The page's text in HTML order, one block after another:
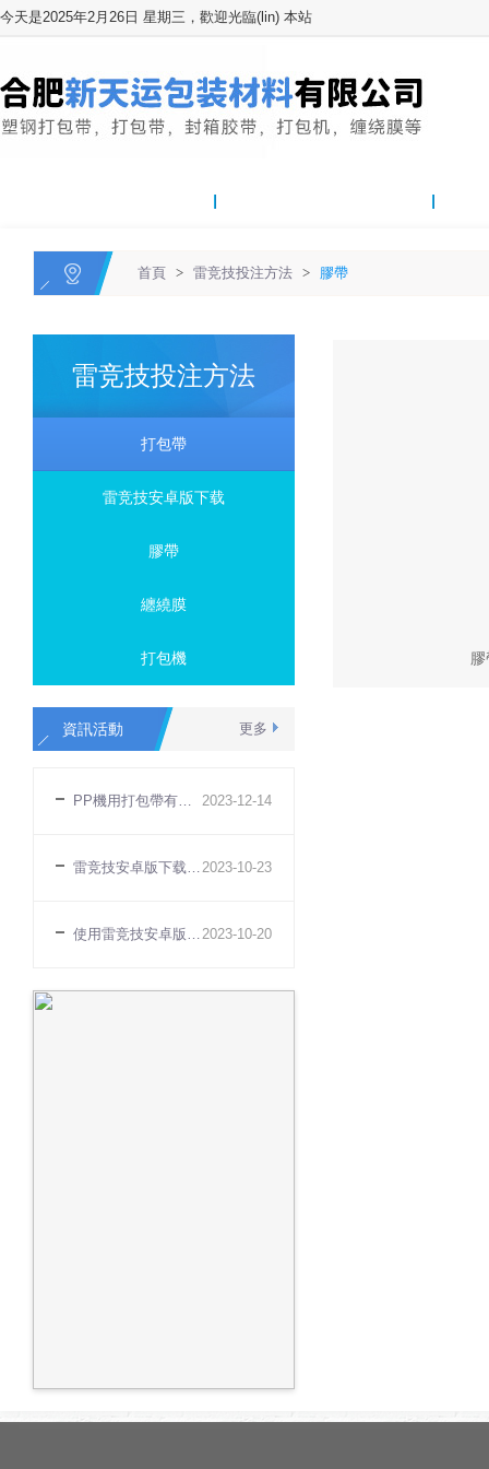
今天是2025年2月26日 星期三，歡迎光臨(lin) 本站
首頁 > 雷竞技投注方法 > 膠帶
雷竞技投注方法
打包帶
雷竞技安卓版下载
膠帶
纏繞膜
打包機
更多
資訊活動
2023-12-14
PP機用打包帶有哪些特點
2023-10-23
雷竞技安卓版下载無法打緊原因
2023-10-20
使用雷竞技安卓版下载有什麽好處